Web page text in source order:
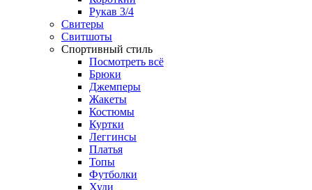
Рукав 3/4
Свитеры
Свитшоты
Спортивный стиль
Посмотреть всё
Брюки
Джемперы
Жакеты
Костюмы
Куртки
Леггинсы
Платья
Топы
Футболки
Худи